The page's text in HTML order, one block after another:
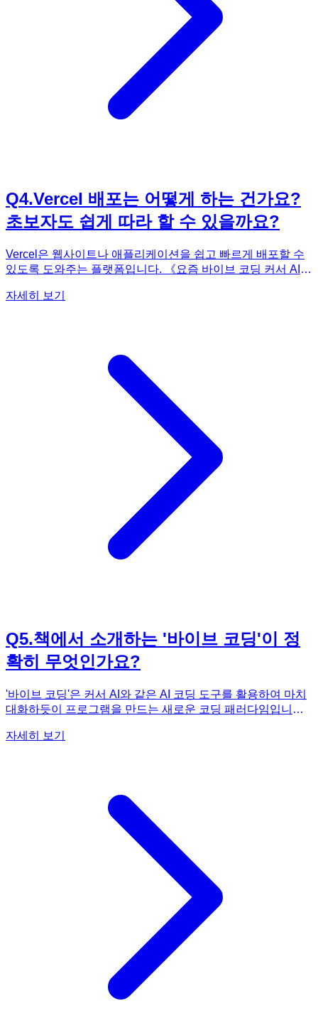
램을 직접 만들어보면서 코딩 실력을 향상시키고, 자신만의 아
Q4.Vercel 배포는 어떻게 하는 건가요?
초보자도 쉽게 따라 할 수 있을까요?
Vercel은 웹사이트나 애플리케이션을 쉽고 빠르게 배포할 수
있도록 도와주는 플랫폼입니다. 《요즘 바이브 코딩 커서 AI
을 초보자도 쉽게 따라 할 수 있도록 자세하게 설명합니다. 먼
한 설정 파일을 생성하고 수정하는 방법도 소개합니다. 책에
제시된 예시를 따라하면, 복잡한 설정 없이도 간단하게 웹사이
트나 애플리케이션을 배포할 수 있으며, 지속적인 통합 및 배
포(CI/CD) 환경을 구축하여 개발 효율성을 높일 수 있습니다.
Vercel 배포는 웹 개발의 중요한 부분이며, 이 책을 통해
Vercel 배포를 마스터하면 웹 개발 능력을 한층 더 업그레이드
할 수 있을 것입니다. 지금 바로 《요즘 바이브 코딩 커서 AI
30가지 프로그램 만들기》를 통해 Vercel 배포를 시작해보세
자세히 보기
Q5.책에서 소개하는 '바이브 코딩'이 정
확히 무엇인가요?
'바이브 코딩'은 커서 AI와 같은 AI 코딩 도구를 활용하여 마치
대화하듯이 프로그램을 만드는 새로운 코딩 패러다임입니다.
직접 작성해야 했기 때문에 진입 장벽이 높았습니다. 하지만
에서는 바이브 코딩의 개념과 함께, 실제로 커서 AI를 활용하
여 30가지 프로그램을 만드는 과정을 상세하게 보여줍니다.
독자들은 책에 제시된 예시를 따라하면서 AI와 협업하여 문제
를 해결하고, 자신만의 아이디어를 구현하는 방법을 익힐 수
있습니다. 바이브 코딩은 단순히 코드를 따라 치는 것이 아니
라, AI와 소통하며 프로그래밍 사고를 키우는 데 초점을 맞추
고 있습니다. 이 책을 통해 바이브 코딩을 경험하고, AI 시대에
필요한 새로운 창작 습관을 길러보세요!
자세히 보기